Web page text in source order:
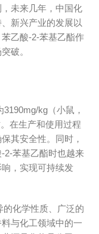
未来几年，中国化
新兴产业的发展以
乙酸-2-苯基乙酯作
破。
kg（小鼠，
在生产和使用过程
其安全性。同时，
2-苯基乙酯时也越来
，实现可持续发
化学性质、广泛的
与化工领域中的一